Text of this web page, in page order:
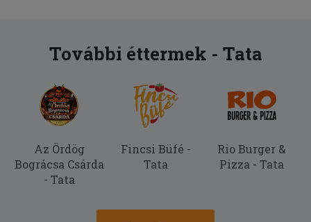
További éttermek - Tata
Az Ördög
Bográcsa Csárda
- Tata
Fincsi Büfé -
Tata
Rio Burger &
Pizza - Tata